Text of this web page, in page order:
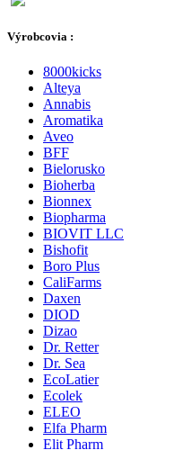
Výrobcovia :
8000kicks
Alteya
Annabis
Aromatika
Aveo
BFF
Bielorusko
Bioherba
Bionnex
Biopharma
BIOVIT LLC
Bishofit
Boro Plus
CaliFarms
Daxen
DIOD
Dizao
Dr. Retter
Dr. Sea
EcoLatier
Ecolek
ELEO
Elfa Pharm
Elit Pharm